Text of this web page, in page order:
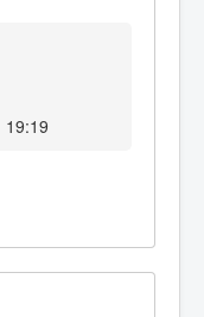
19:19